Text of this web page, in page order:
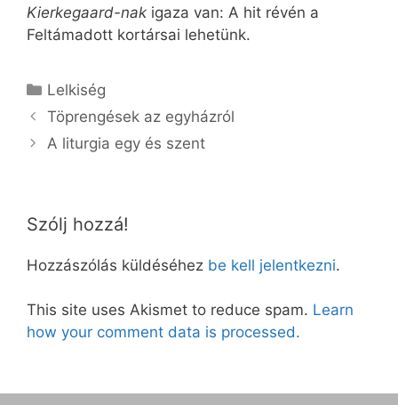
Kierkegaard-nak igaza van: A hit révén a
Feltámadott kortársai lehetünk.
Kategória
Lelkiség
Töprengések az egyházról
A liturgia egy és szent
Szólj hozzá!
Hozzászólás küldéséhez be kell jelentkezni.
This site uses Akismet to reduce spam. Learn
how your comment data is processed.